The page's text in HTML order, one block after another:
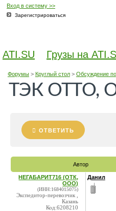
Вход в систему >>
Зарегистрироваться
ATI.SU Грузы на
Форумы> Круглый стол> Обсуждение
ТЭК ОТТО,
ОТВЕТИТЬ
Автор
НЕГАБАРИТ716 (ОТК,
ООО)
(ИНН:1684015075)
Экспедитор-перевозчик ,
Казань
Код:6208210
Данил